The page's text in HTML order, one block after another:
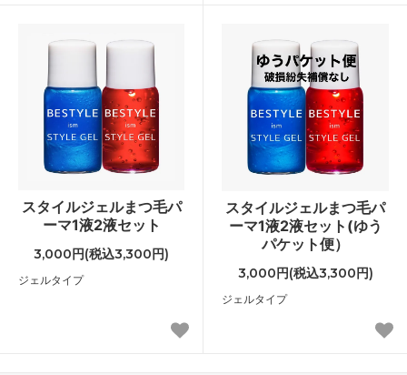
スタイルジェルまつ毛パ
ーマ1液2液セット
3,000円(税込3,300円)
ジェルタイプ
スタイルジェルまつ毛パ
ーマ1液2液セット(ゆう
パケット便）
3,000円(税込3,300円)
ジェルタイプ